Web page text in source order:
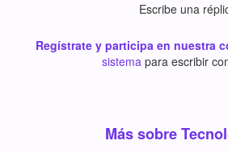
Escribe una
Regístrate y participa en nuestra
sistemapara escribir
Más sobre